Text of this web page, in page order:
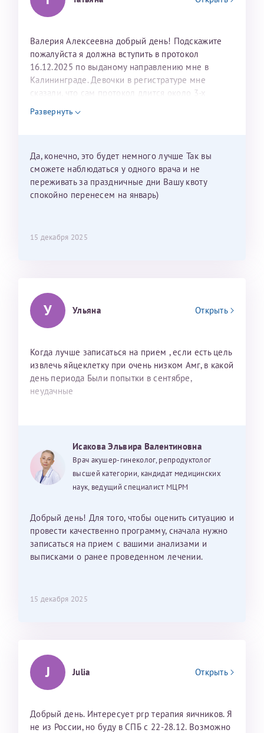
Валерия Алексеевна добрый день! Подскажите
пожалуйста я должна вступить в протокол
16.12.2025 по выданому направлению мне в
Калининграде. Девочки в регистратуре мне
сказали, что сам протокол длится около 3-х
недель и 3 недели я должна находится в Питере.
Можно мне новый год провести в Калининграде и
Развернуть
Да, конечно, это будет немного лучше Так вы
сможете наблюдаться у одного врача и не
переживать за праздничные дни Вашу квоту
спокойно перенесем на январь)
15 декабря 2025
У Ульяна Открыть
Когда лучше записаться на прием , если есть цель
извлечь яйцеклетку при очень низком Амг, в какой
день периода Были попытки в сентябре,
неудачные
Исакова Эльвира Валентиновна
Врач акушер-гинеколог, репродуктолог
высшей категории, кандидат медицинских
наук, ведущий специалист МЦРМ
Добрый день! Для того, чтобы оценить ситуацию и
провести качественно программу, сначала нужно
записаться на прием с вашими анализами и
выписками о ранее проведенном лечении.
15 декабря 2025
J Julia Открыть
Добрый день. Интересует prp терапия яичников. Я
не из России, но буду в СПБ с 22-28.12. Возможно